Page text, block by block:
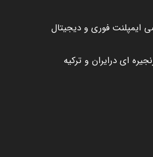
ایمپلنت فوری و دیجیتال
ای درایران و ترکیه